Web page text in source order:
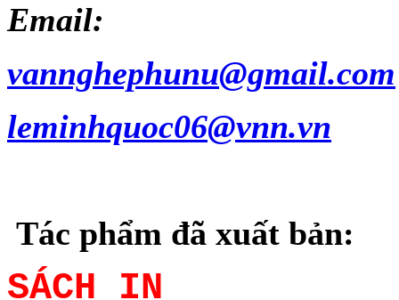
Email:
vannghephunu@gmail.com
leminhquoc06@vnn.vn
Tác phẩm đã xuất bản:
SÁCH IN